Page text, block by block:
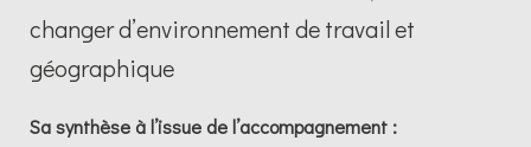
changer d’environnement de travail et
géographique
Sa synthèse à l’issue de l’accompagnement :